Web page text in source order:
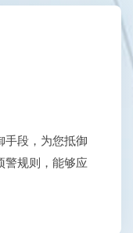
手段，为您抵御
警规则，能够应